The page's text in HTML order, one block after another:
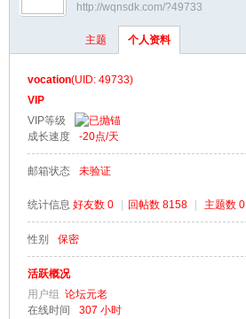
›
http://wqnsdk.com/?49733
主题 个人资料
vocation(UID: 49733)
VIP
VIP等级
成长速度
-20点/天
邮箱状态 未验证
统计信息 好友数 0 回帖数 8158 主题数 0
性别 保密
活跃概况
用户组 论坛元老
在线时间
307 小时